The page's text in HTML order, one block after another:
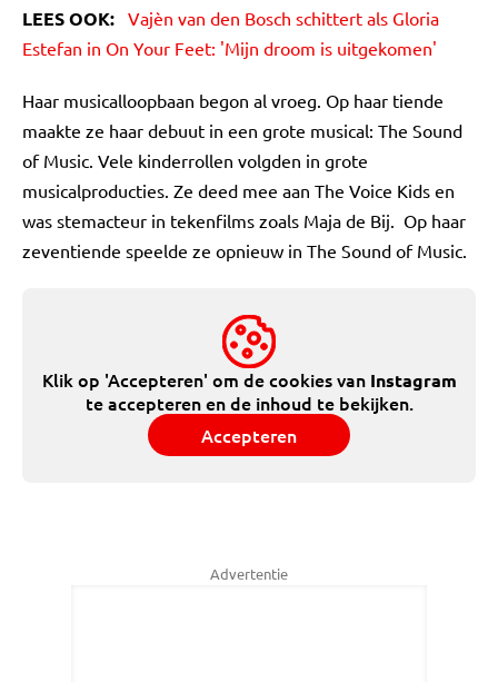
LEES OOK: Vajèn van den Bosch schittert als Gloria
Estefan in On Your Feet: 'Mijn droom is uitgekomen'
Haar musicalloopbaan begon al vroeg. Op haar tiende
maakte ze haar debuut in een grote musical: The Sound
of Music. Vele kinderrollen volgden in grote
musicalproducties. Ze deed mee aan The Voice Kids en
was stemacteur in tekenfilms zoals Maja de Bij. Op haar
zeventiende speelde ze opnieuw in The Sound of Music.
Klik op 'Accepteren' om de cookies van Instagram
te accepteren en de inhoud te bekijken.
Accepteren
Advertentie